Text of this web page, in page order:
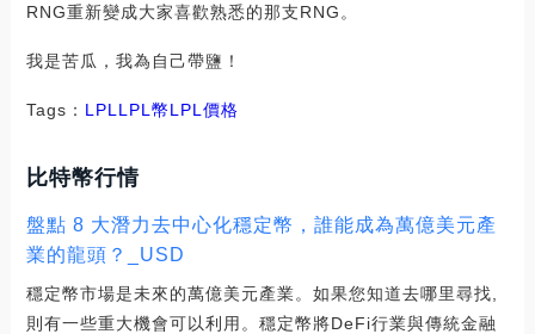
RNG重新變成大家喜歡熟悉的那支RNG。
我是苦瓜，我為自己帶鹽！
Tags： LPLLPL幣LPL價格
比特幣行情
盤點 8 大潛力去中心化穩定幣，誰能成為萬億美元產
業的龍頭？_USD
穩定幣市場是未來的萬億美元產業。如果您知道去哪里尋找,
則有一些重大機會可以利用。穩定幣將DeFi行業與傳統金融